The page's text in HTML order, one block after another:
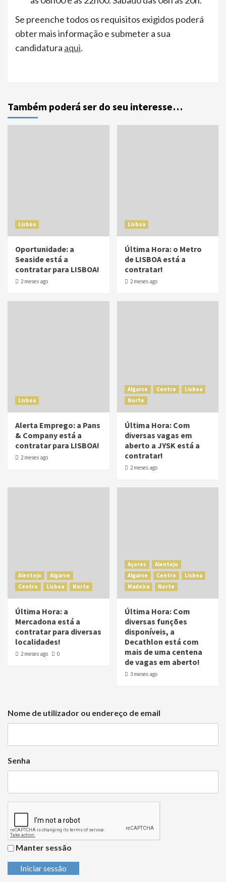
Se preenche todos os requisitos exigidos poderá
obter mais informação e submeter a sua
candidatura aqui.
Também poderá ser do seu interesse…
Lisboa
Oportunidade: a
Seaside está a
contratar para LISBOA!
2 meses ago
Lisboa
Última Hora: o Metro
de LISBOA está a
contratar!
2 meses ago
Lisboa
Alerta Emprego: a Pans
& Company está a
contratar para LISBOA!
2 meses ago
Algarve Centro
Lisboa
Norte
Última Hora: Com
diversas vagas em
aberto a JYSK está a
contratar!
2 meses ago
Alentejo
Algarve
Centro
Lisboa Norte
Última Hora: a
Mercadona está a
contratar para diversas
localidades!
2 meses ago 0
Açores
Alentejo
Algarve
Centro
Lisboa
Madeira
Norte
Última Hora: Com
diversas funções
disponíveis, a
Decathlon está com
mais de uma centena
de vagas em aberto!
3 meses ago
Nome de utilizador ou endereço de email
Senha
Manter sessão
Iniciar sessão